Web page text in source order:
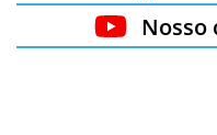
Nosso